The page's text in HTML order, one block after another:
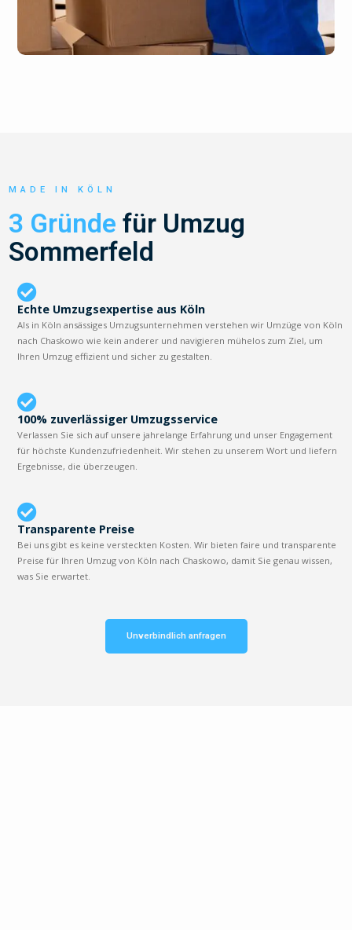
MADE IN KÖLN
3 Gründe für Umzug
Sommerfeld
Echte Umzugsexpertise aus Köln
Als in Köln ansässiges Umzugsunternehmen verstehen wir Umzüge von Köln
nach Chaskowo wie kein anderer und navigieren mühelos zum Ziel, um
Ihren Umzug effizient und sicher zu gestalten.
100% zuverlässiger Umzugsservice
Verlassen Sie sich auf unsere jahrelange Erfahrung und unser Engagement
für höchste Kundenzufriedenheit. Wir stehen zu unserem Wort und liefern
Ergebnisse, die überzeugen.
Transparente Preise
Bei uns gibt es keine versteckten Kosten. Wir bieten faire und transparente
Preise für Ihren Umzug von Köln nach Chaskowo, damit Sie genau wissen,
was Sie erwartet.
Unverbindlich anfragen